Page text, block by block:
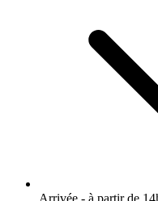
Arrivée - à partir de